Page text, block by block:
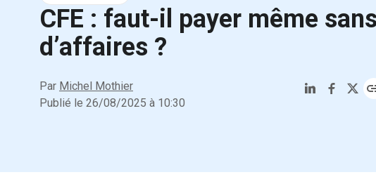
CFE : faut-il payer même
d’affaires ?
Par Michel Mothier
Publié le 26/08/2025 à 10:30